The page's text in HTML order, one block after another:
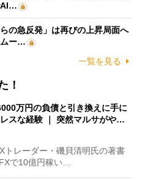
AI…
の急反発」は再びの上昇局面へ
ー…
一覧を見る
！
万円の負債と引き換えに手に
スな経験 ｜ 突然マルサがや…
レーダー・磯貝清明氏の著書
で10億円稼い…